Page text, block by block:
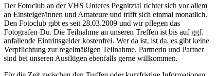
Der Fotoclub an der VHS Unteres Pegnitztal richtet sich vor allem
an Einsteiger/innen und Amateure und trifft sich einmal monatlich.
Den Fotoclub gibt es seit 28.03.2009 und wir pflegen das
Fotografen-Du. Die Teilnahme an unseren Treffen ist bis auf ggf.
anfallende Eintrittsgelder kostenfrei. Wer da ist, ist da, es gibt keine
Verpflichtung zur regelmäßigen Teilnahme. Partnerin und Partner
sind bei unseren Ausflügen ebenfalls gerne willkommen.